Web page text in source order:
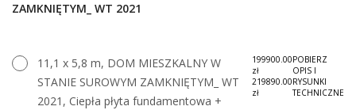
ZAMKNIĘTYM_ WT 2021
11,1 x 5,8 m, DOM MIESZKALNY W
STANIE SUROWYM ZAMKNIĘTYM_ WT
2021, Ciepła płyta fundamentowa +
199900.00
zł
219890.00
zł
POBIERZ
OPIS I
RYSUNKI
TECHNICZNE